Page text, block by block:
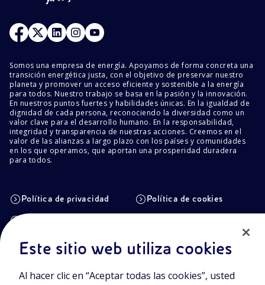
Somos una empresa de energía. Apoyamos de forma concreta una
transición energética justa, con el objetivo de preservar nuestro
planeta y promover un acceso eficiente y sostenible a la energía
para todos. Nuestro trabajo se basa en la pasión y la innovación.
En nuestros puntos fuertes y habilidades únicas. En la igualdad de
dignidad de cada persona, reconociendo la diversidad como un
valor clave para el desarrollo humano. En la responsabilidad,
integridad y transparencia de nuestras acciones. Creemos en el
valor de las alianzas a largo plazo con los países y comunidades
en los que operamos, que aportan una prosperidad duradera
para todos.
Política de privacidad Política de cookies
Piazzale Enrico Mattei, 1 00144 Roma, Italia
Este sitio web utiliza cookies
Al hacer clic en “Aceptar todas las cookies”, usted